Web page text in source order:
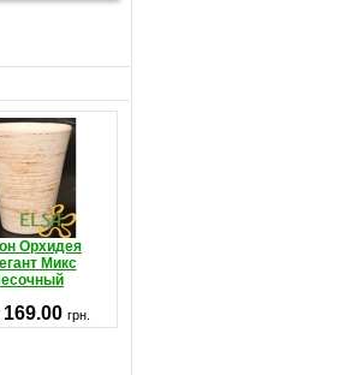
Орхидея
Микс
169.00 грн.